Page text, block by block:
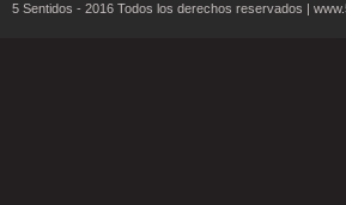
5 Sentidos - 2016 Todos los derechos reservados |